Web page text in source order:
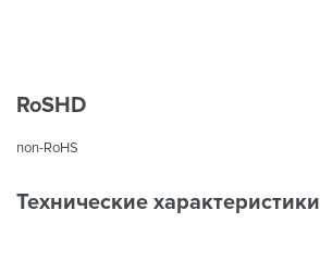
RoSHD
non-RoHS
Технические характеристики